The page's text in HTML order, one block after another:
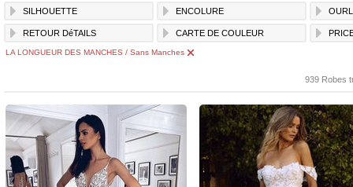
SILHOUETTE ENCOLURE
RETOUR DéTAILS CARTE DE COULEUR
LA LONGUEUR DES MANCHES / Sans Manches
939 Robes